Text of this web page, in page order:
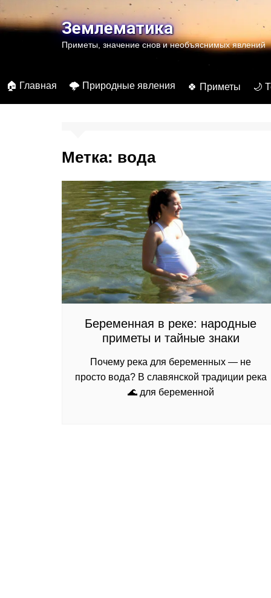
к
содержимомуЗемлематика
Приметы, значение снов и необъяснимых явлений
🏠 Главная 🌩️ Природные явления 🍀 Приметы 🌙
Метка: вода
Беременная в реке: народные
приметы и тайные знаки
Почему река для беременных — не
просто вода? В славянской традиции река
🌊 для беременной